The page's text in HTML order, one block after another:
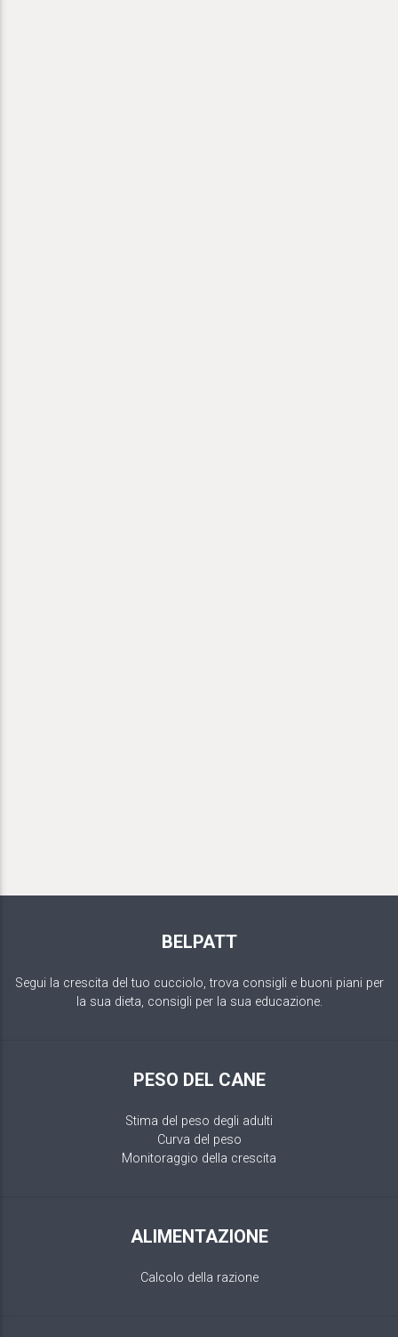
BELPATT
Segui la crescita del tuo cucciolo, trova consigli e buoni piani per
la sua dieta, consigli per la sua educazione.
PESO DEL CANE
Stima del peso degli adulti
Curva del peso
Monitoraggio della crescita
ALIMENTAZIONE
Calcolo della razione